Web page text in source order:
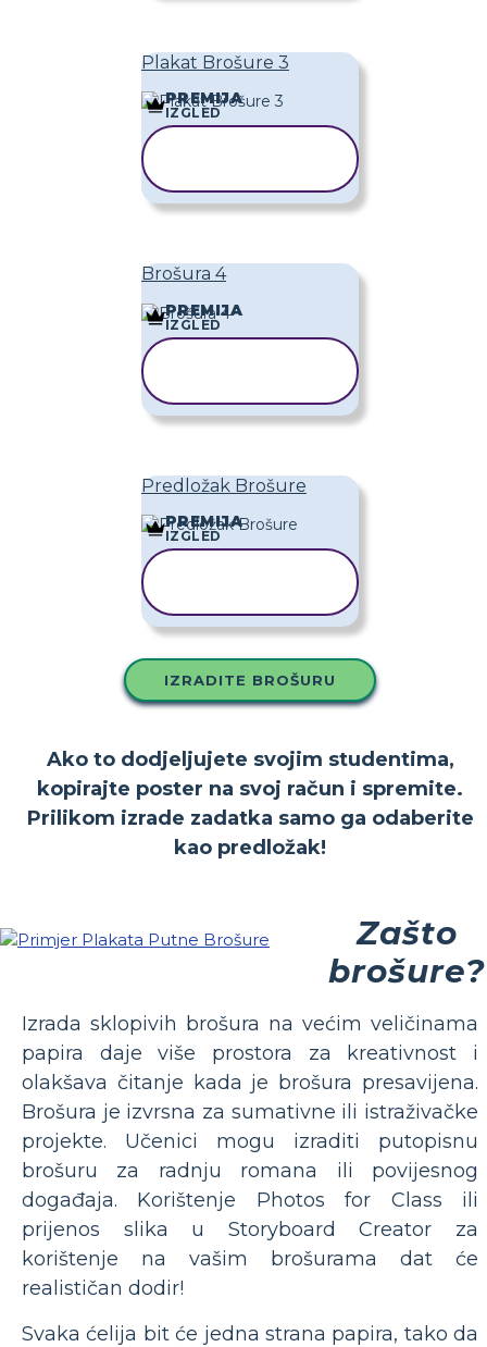
Plakat Brošure 3
PREMIJA
IZGLED
Brošura 4
PREMIJA
IZGLED
Predložak Brošure
PREMIJA
IZGLED
IZRADITE BROŠURU
Ako to dodjeljujete svojim studentima,
kopirajte poster na svoj račun i spremite.
Prilikom izrade zadatka samo ga odaberite
kao predložak!
Zašto
brošure?
Izrada sklopivih brošura na većim veličinama
papira daje više prostora za kreativnost i
olakšava čitanje kada je brošura presavijena.
Brošura je izvrsna za sumativne ili istraživačke
projekte. Učenici mogu izraditi putopisnu
brošuru za radnju romana ili povijesnog
događaja. Korištenje Photos for Class ili
prijenos slika u Storyboard Creator za
korištenje na vašim brošurama dat će
realističan dodir!
Svaka ćelija bit će jedna strana papira, tako da